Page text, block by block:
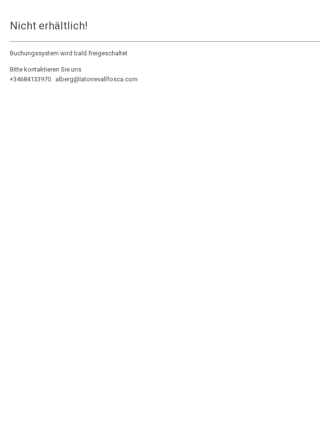
Nicht erhältlich!
Buchungssystem wird bald freigeschaltet
Bitte kontaktieren Sie uns
+34684133970 alberg@latorrevallfosca.com